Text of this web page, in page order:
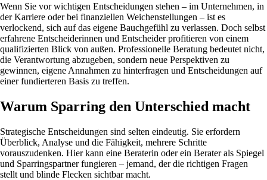
Wenn Sie vor wichtigen Entscheidungen stehen – im Unternehmen, in
der Karriere oder bei finanziellen Weichenstellungen – ist es
verlockend, sich auf das eigene Bauchgefühl zu verlassen. Doch selbst
erfahrene Entscheiderinnen und Entscheider profitieren von einem
qualifizierten Blick von außen. Professionelle Beratung bedeutet nicht,
die Verantwortung abzugeben, sondern neue Perspektiven zu
gewinnen, eigene Annahmen zu hinterfragen und Entscheidungen auf
einer fundierteren Basis zu treffen.
Warum Sparring den Unterschied macht
Strategische Entscheidungen sind selten eindeutig. Sie erfordern
Überblick, Analyse und die Fähigkeit, mehrere Schritte
vorauszudenken. Hier kann eine Beraterin oder ein Berater als Spiegel
und Sparringspartner fungieren – jemand, der die richtigen Fragen
stellt und blinde Flecken sichtbar macht.